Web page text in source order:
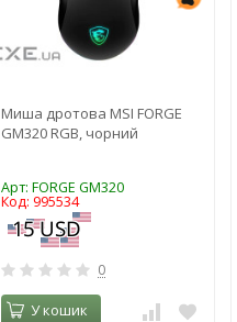
Миша дротова MSI FORGE
GM320 RGB, чорний
Арт: FORGE GM320
Код: 995534
0
У кошик